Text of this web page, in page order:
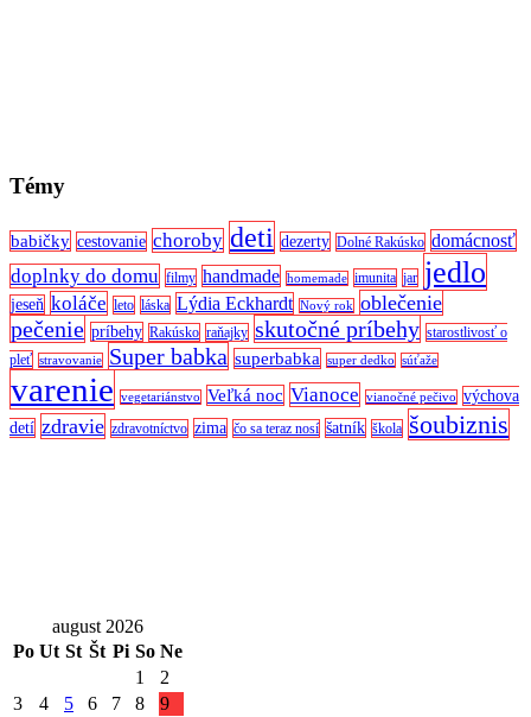
Témy
babičky cestovanie choroby deti dezerty Dolné Rakúsko domácnosť
doplnky do domu filmy handmade homemade imunita jar jedlo
jeseň koláče leto láska Lýdia Eckhardt Nový rok oblečenie
pečenie príbehy Rakúsko raňajky skutočné príbehy starostlivosť o
pleť stravovanie Super babka superbabka super dedko súťaže
varenie vegetariánstvo Veľká noc Vianoce vianočné pečivo
výchova
detí zdravie zdravotníctvo zima čo sa teraz nosí šatník škola šoubiznis
august 2026
Po Ut St Št Pi So Ne
1
2
3
4 5 6 7 8
9